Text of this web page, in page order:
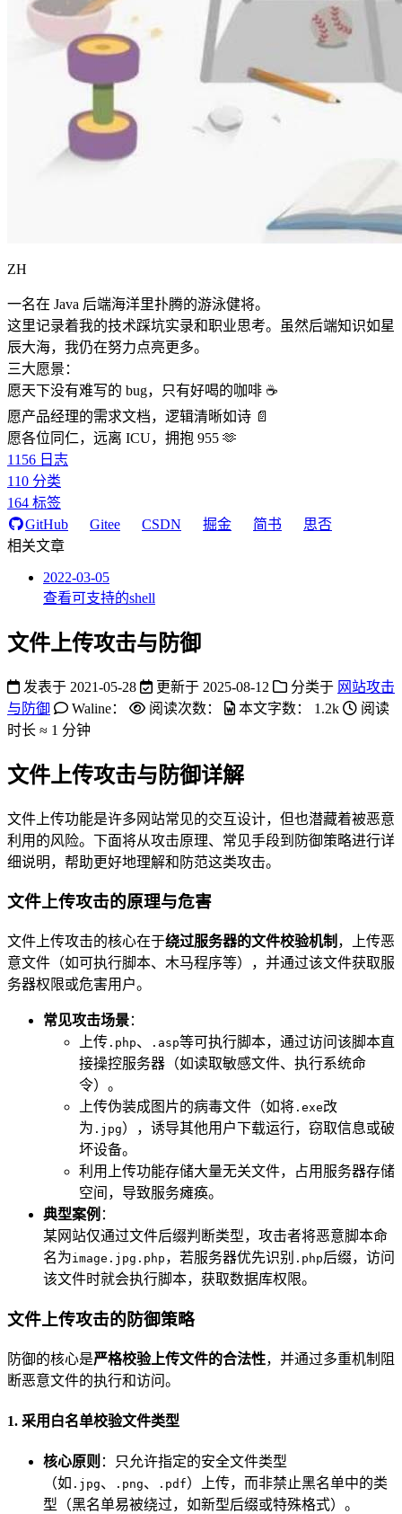
ZH
一名在 Java 后端海洋里扑腾的游泳健将。
这里记录着我的技术踩坑实录和职业思考。虽然后端知识如星
辰大海，我仍在努力点亮更多。
三大愿景：
愿天下没有难写的 bug，只有好喝的咖啡 ☕️
愿产品经理的需求文档，逻辑清晰如诗 📄
愿各位同仁，远离 ICU，拥抱 955 🫶
1156 日志
110 分类
164 标签
GitHub
Gitee CSDN 掘金 简书
思否
相关文章
2022-03-05
查看可支持的shell
文件上传攻击与防御
发表于 2021-05-28 更新于 2025-08-12 分类于 网站攻击
与防御
Waline： 阅读次数： 本文字数： 1.2k
阅读
时长 ≈ 1 分钟
文件上传攻击与防御详解
文件上传功能是许多网站常见的交互设计，但也潜藏着被恶意
利用的风险。下面将从攻击原理、常见手段到防御策略进行详
细说明，帮助更好地理解和防范这类攻击。
文件上传攻击的原理与危害
文件上传攻击的核心在于绕过服务器的文件校验机制 ，上传恶
意文件（如可执行脚本、木马程序等），并通过该文件获取服
务器权限或危害用户。
常见攻击场景：
上传 .php、 .asp等可执行脚本，通过访问该脚本直
接操控服务器（如读取敏感文件、执行系统命
令）。
上传伪装成图片的病毒文件（如将 .exe改
为 .jpg），诱导其他用户下载运行，窃取信息或破
坏设备。
利用上传功能存储大量无关文件，占用服务器存储
空间，导致服务瘫痪。
典型案例 ：
某网站仅通过文件后缀判断类型，攻击者将恶意脚本命
名为image.jpg.php ，若服务器优先识别 .php后缀，访问
该文件时就会执行脚本，获取数据库权限。
文件上传攻击的防御策略
防御的核心是严格校验上传文件的合法性，并通过多重机制阻
断恶意文件的执行和访问。
1. 采用白名单校验文件类型
核心原则 ：只允许指定的安全文件类型
（如 .jpg、 .png、 .pdf）上传，而非禁止黑名单中的类
型（黑名单易被绕过，如新型后缀或特殊格式）。